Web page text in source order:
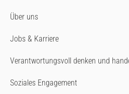
Über uns
Jobs & Karriere
Verantwortungsvoll denken und
Soziales Engagement